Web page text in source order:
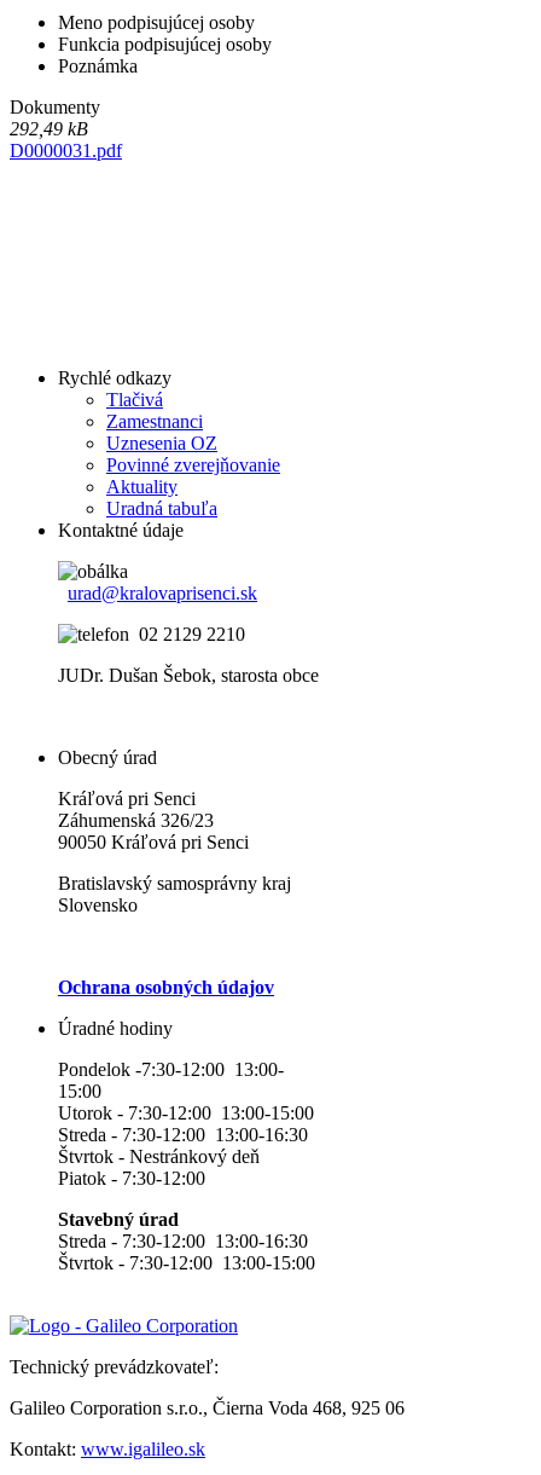
Meno podpisujúcej osoby
Funkcia podpisujúcej osoby
Poznámka
Dokumenty
292,49 kB
D0000031.pdf
Rychlé odkazy
Tlačivá
Zamestnanci
Uznesenia OZ
Povinné zverejňovanie
Aktuality
Uradná tabuľa
Kontaktné údaje
urad@kralovaprisenci.sk
02 2129 2210
JUDr. Dušan Šebok, starosta obce
Obecný úrad
Kráľová pri Senci
Záhumenská 326/23
90050 Kráľová pri Senci
Bratislavský samosprávny kraj
Slovensko
Ochrana osobných údajov
Úradné hodiny
Pondelok -7:30-12:00 13:00-
15:00
Utorok - 7:30-12:00 13:00-15:00
Streda - 7:30-12:00 13:00-16:30
Štvrtok - Nestránkový deň
Piatok - 7:30-12:00
Stavebný úrad
Streda - 7:30-12:00 13:00-16:30
Štvrtok - 7:30-12:00 13:00-15:00
Technický prevádzkovateľ:
Galileo Corporation s.r.o., Čierna Voda 468, 925 06
Kontakt: www.igalileo.sk